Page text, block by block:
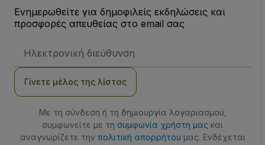
Ενημερωθείτε για δημοφιλείς εκδηλώσεις και
προσφορές απευθείας στο email σας
Email
Γίνετε μέλος της λίστας
Με τη σύνδεση ή τη δημιουργία λογαριασμού,
συμφωνείτε με τη συμφωνία χρήστη μας και
αναγνωρίζετε την πολιτική απορρήτου μας. Ενδέχεται